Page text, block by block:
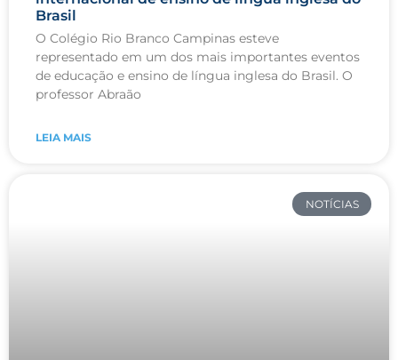
Brasil
O Colégio Rio Branco Campinas esteve
representado em um dos mais importantes eventos
de educação e ensino de língua inglesa do Brasil. O
professor Abraão
LEIA MAIS
NOTÍCIAS